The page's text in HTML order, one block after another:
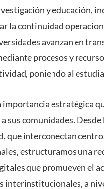
y educación,
la continuidad
avanzan en
procesos y
poniendo al
importancia estratégica
sus comunidades.
que interconectan
estructuramos una
que promueven el
interinstitucionales, a